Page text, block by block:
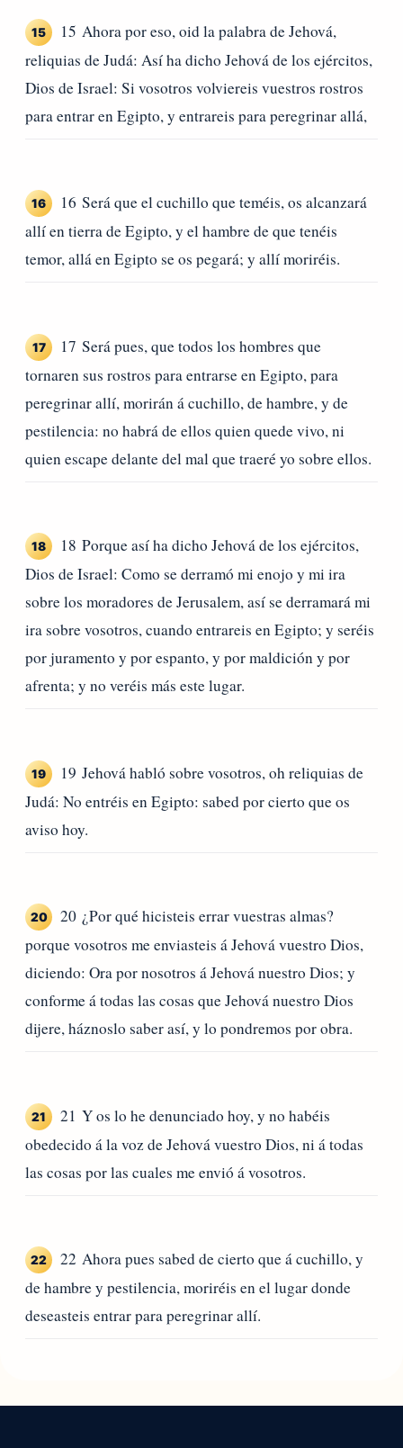
15
15 Ahora por eso, oid la palabra de Jehová,
reliquias de Judá: Así ha dicho Jehová de los ejércitos,
Dios de Israel: Si vosotros volviereis vuestros rostros
para entrar en Egipto, y entrareis para peregrinar allá,
16
16 Será que el cuchillo que teméis, os alcanzará
allí en tierra de Egipto, y el hambre de que tenéis
temor, allá en Egipto se os pegará; y allí moriréis.
17
17 Será pues, que todos los hombres que
tornaren sus rostros para entrarse en Egipto, para
peregrinar allí, morirán á cuchillo, de hambre, y de
pestilencia: no habrá de ellos quien quede vivo, ni
quien escape delante del mal que traeré yo sobre ellos.
18
18 Porque así ha dicho Jehová de los ejércitos,
Dios de Israel: Como se derramó mi enojo y mi ira
sobre los moradores de Jerusalem, así se derramará mi
ira sobre vosotros, cuando entrareis en Egipto; y seréis
por juramento y por espanto, y por maldición y por
afrenta; y no veréis más este lugar.
19
19 Jehová habló sobre vosotros, oh reliquias de
Judá: No entréis en Egipto: sabed por cierto que os
aviso hoy.
20
20 ¿Por qué hicisteis errar vuestras almas?
porque vosotros me enviasteis á Jehová vuestro Dios,
diciendo: Ora por nosotros á Jehová nuestro Dios; y
conforme á todas las cosas que Jehová nuestro Dios
dijere, háznoslo saber así, y lo pondremos por obra.
21
21 Y os lo he denunciado hoy, y no habéis
obedecido á la voz de Jehová vuestro Dios, ni á todas
las cosas por las cuales me envió á vosotros.
22
22 Ahora pues sabed de cierto que á cuchillo, y
de hambre y pestilencia, moriréis en el lugar donde
deseasteis entrar para peregrinar allí.